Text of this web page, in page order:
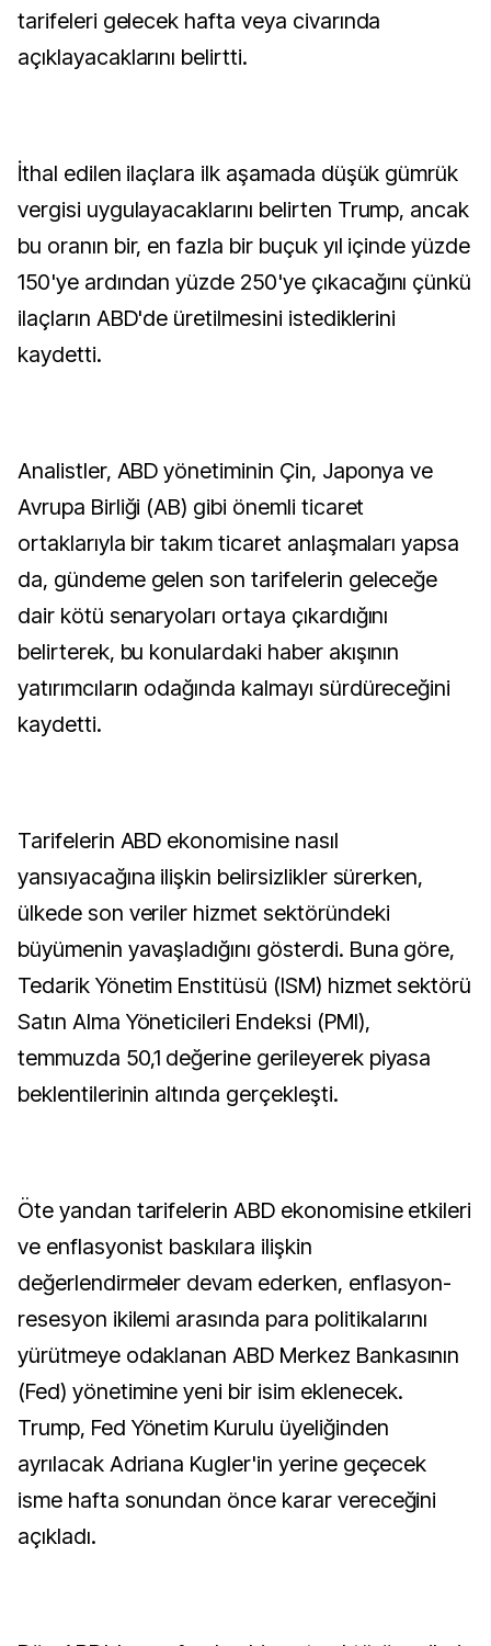
tarifeleri gelecek hafta veya civarında
açıklayacaklarını belirtti.
İthal edilen ilaçlara ilk aşamada düşük gümrük
vergisi uygulayacaklarını belirten Trump, ancak
bu oranın bir, en fazla bir buçuk yıl içinde yüzde
150'ye ardından yüzde 250'ye çıkacağını çünkü
ilaçların ABD'de üretilmesini istediklerini
kaydetti.
Analistler, ABD yönetiminin Çin, Japonya ve
Avrupa Birliği (AB) gibi önemli ticaret
ortaklarıyla bir takım ticaret anlaşmaları yapsa
da, gündeme gelen son tarifelerin geleceğe
dair kötü senaryoları ortaya çıkardığını
belirterek, bu konulardaki haber akışının
yatırımcıların odağında kalmayı sürdüreceğini
kaydetti.
Tarifelerin ABD ekonomisine nasıl
yansıyacağına ilişkin belirsizlikler sürerken,
ülkede son veriler hizmet sektöründeki
büyümenin yavaşladığını gösterdi. Buna göre,
Tedarik Yönetim Enstitüsü (ISM) hizmet sektörü
Satın Alma Yöneticileri Endeksi (PMI),
temmuzda 50,1 değerine gerileyerek piyasa
beklentilerinin altında gerçekleşti.
Öte yandan tarifelerin ABD ekonomisine etkileri
ve enflasyonist baskılara ilişkin
değerlendirmeler devam ederken, enflasyon-
resesyon ikilemi arasında para politikalarını
yürütmeye odaklanan ABD Merkez Bankasının
(Fed) yönetimine yeni bir isim eklenecek.
Trump, Fed Yönetim Kurulu üyeliğinden
ayrılacak Adriana Kugler'in yerine geçecek
isme hafta sonundan önce karar vereceğini
açıkladı.